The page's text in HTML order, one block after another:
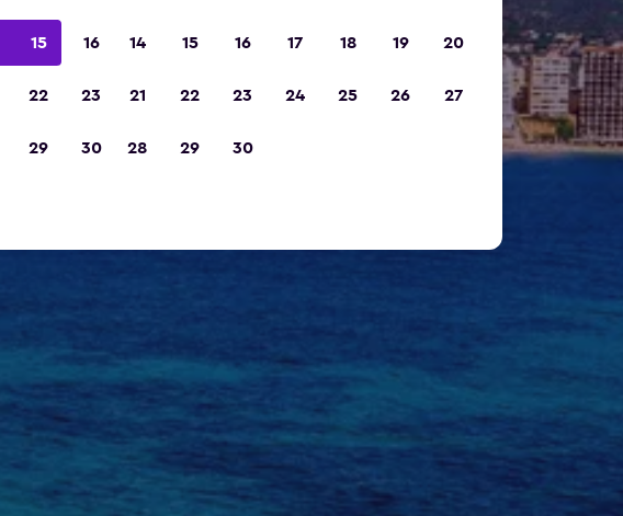
15 16
22 23
29 30
14 15 16 17 18 19 20
21 22 23 24 25 26 27
28 29 30